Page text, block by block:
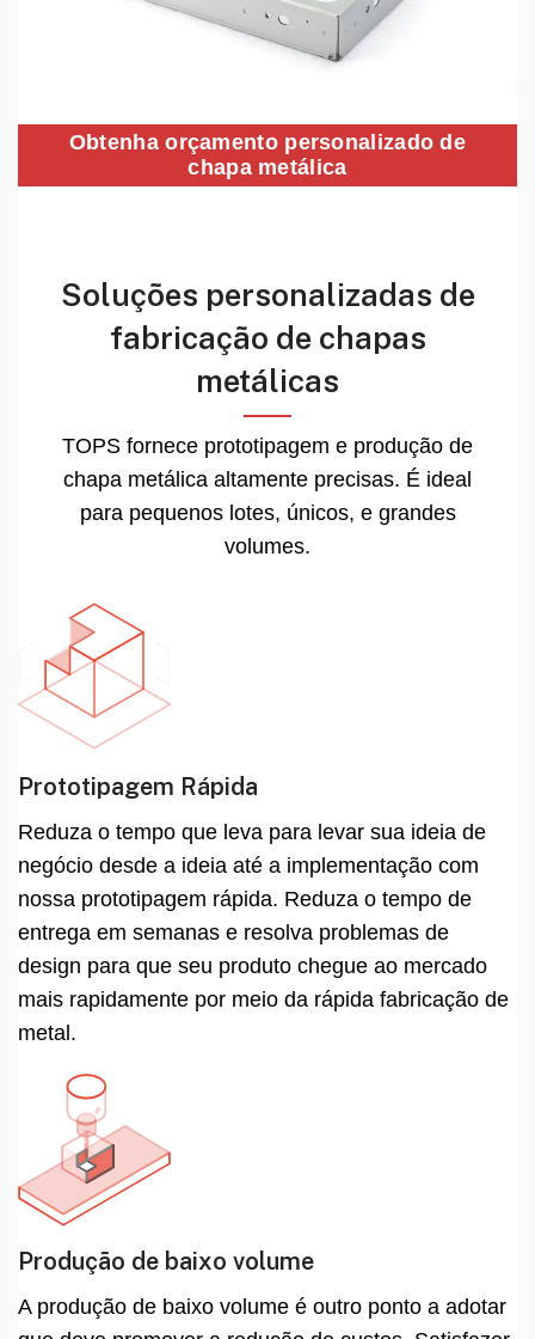
Obtenha orçamento personalizado de
chapa metálica
Soluções personalizadas de
fabricação de chapas
metálicas
TOPS fornece prototipagem e produção de
chapa metálica altamente precisas. É ideal
para pequenos lotes, únicos, e grandes
volumes.
Prototipagem Rápida
Reduza o tempo que leva para levar sua ideia de
negócio desde a ideia até a implementação com
nossa prototipagem rápida. Reduza o tempo de
entrega em semanas e resolva problemas de
design para que seu produto chegue ao mercado
mais rapidamente por meio da rápida fabricação de
metal.
Produção de baixo volume
A produção de baixo volume é outro ponto a adotar